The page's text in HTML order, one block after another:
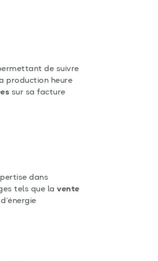
de suivre
production heure
sur sa facture
dans
tels que la vente